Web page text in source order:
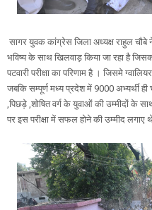
सागर युवक कांग्रेस जिला अध्यक्ष राहुल
भविष्य के साथ खिलवाड़ किया जा रहा है
पटवारी परीक्षा का परिणाम है । जिसमे
जबकि सम्पूर्ण मध्य प्रदेश में 9000 अभ्यर्थी
,पिछड़े ,शोषित वर्ग के युवाओं की उम्मीदों के
पर इस परीक्षा में सफल होने की उम्मीद लगाए